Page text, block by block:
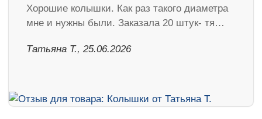
Хорошие колышки. Как раз такого диаметра
мне и нужны были. Заказала 20 штук- тя…
Татьяна Т., 25.06.2026